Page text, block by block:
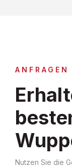
ANFRAGEN
Nutzen Sie die